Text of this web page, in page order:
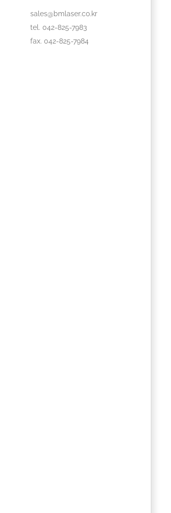
sales@bmlaser.co.kr
tel. 042-825-7983
fax. 042-825-7984